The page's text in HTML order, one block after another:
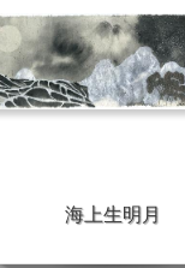
海上生明月